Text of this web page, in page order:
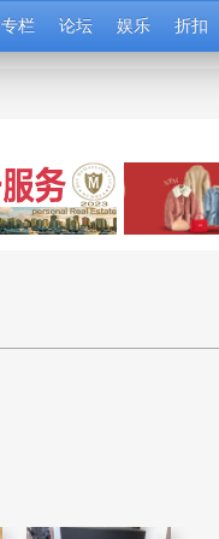
专栏 论坛 娱乐 折扣